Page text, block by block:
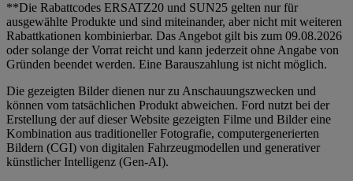
**Die Rabattcodes ERSATZ20 und SUN25 gelten nur für
ausgewählte Produkte und sind miteinander, aber nicht mit weiteren
Rabattkationen kombinierbar. Das Angebot gilt bis zum 09.08.2026
oder solange der Vorrat reicht und kann jederzeit ohne Angabe von
Gründen beendet werden. Eine Barauszahlung ist nicht möglich.
Die gezeigten Bilder dienen nur zu Anschauungszwecken und
können vom tatsächlichen Produkt abweichen. Ford nutzt bei der
Erstellung der auf dieser Website gezeigten Filme und Bilder eine
Kombination aus traditioneller Fotografie, computergenerierten
Bildern (CGI) von digitalen Fahrzeugmodellen und generativer
künstlicher Intelligenz (Gen-AI).